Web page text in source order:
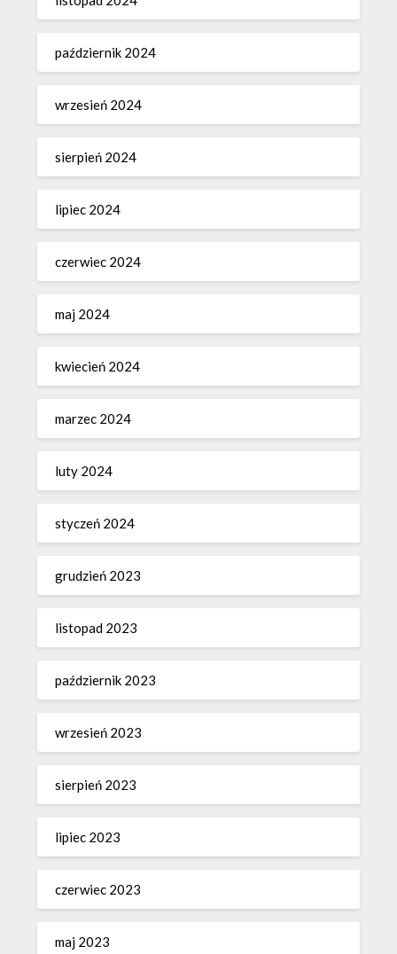
październik 2024
wrzesień 2024
sierpień 2024
lipiec 2024
czerwiec 2024
maj 2024
kwiecień 2024
marzec 2024
luty 2024
styczeń 2024
grudzień 2023
listopad 2023
październik 2023
wrzesień 2023
sierpień 2023
lipiec 2023
czerwiec 2023
maj 2023